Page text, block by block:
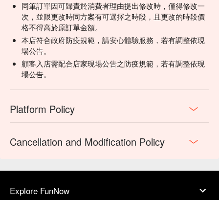
同筆訂單因可歸責於消費者理由提出修改時，僅得修改一
次，並限更改時同方案有可選擇之時段，且更改的時段價
格不得高於原訂單金額。
本店符合政府防疫規範，請安心體驗服務，若有調整依現
場公告。
顧客入店需配合店家現場公告之防疫規範，若有調整依現
場公告。
Platform Policy
Cancellation and Modification Policy
Explore FunNow